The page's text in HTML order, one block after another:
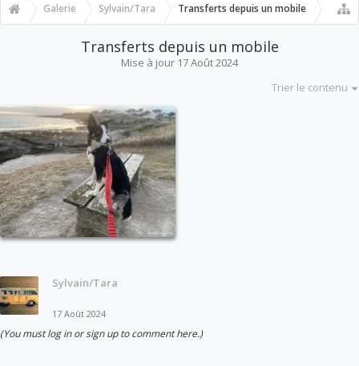
Galerie Sylvain/Tara Transferts depuis un mobile
Transferts depuis un mobile
Mise à jour 17 Août 2024
Trier le contenu
Sylvain/Tara
17 Août 2024
(You must log in or sign up to comment here.)